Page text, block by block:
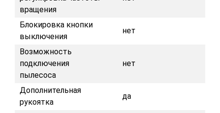
вращения
Блокировка кнопки
выключения
нет
Возможность
подключения
пылесоса
нет
Дополнительная
рукоятка
да